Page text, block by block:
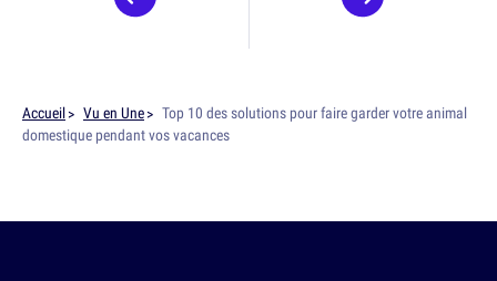
Accueil Vu en Une
Top 10 des solutions pour faire garder votre animal
domestique pendant vos vacances